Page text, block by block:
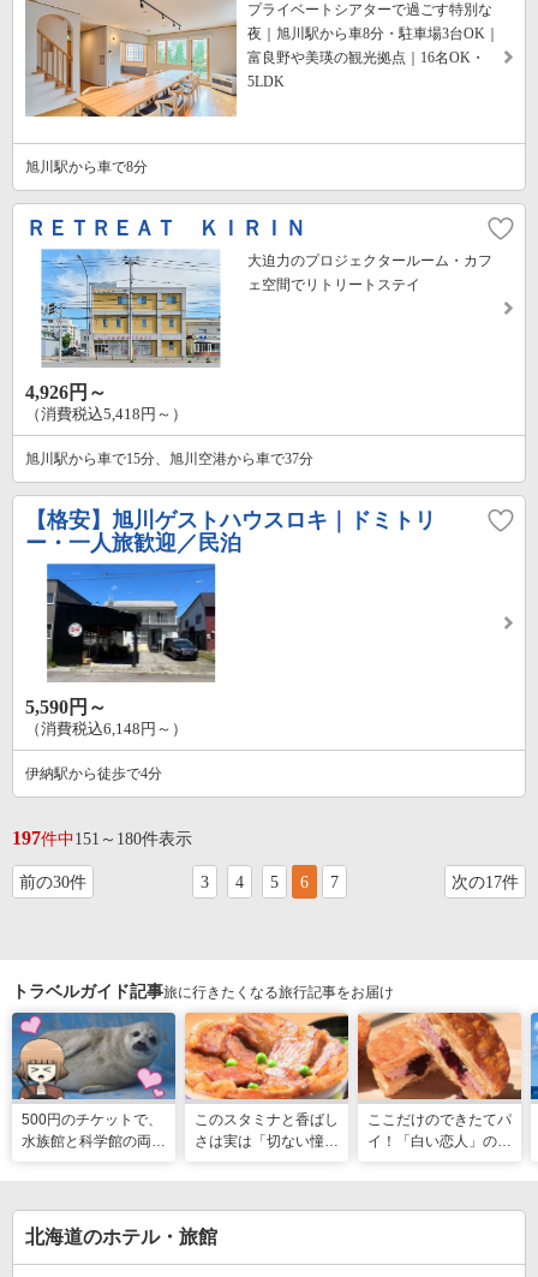
プライベートシアターで過ごす特別な
夜｜旭川駅から車8分・駐車場3台OK｜
富良野や美瑛の観光拠点｜16名OK・
5LDK
旭川駅から車で8分
ＲＥＴＲＥＡＴ ＫＩＲＩＮ
大迫力のプロジェクタールーム・カフ
ェ空間でリトリートステイ
4,926円～
（消費税込5,418円～）
旭川駅から車で15分、旭川空港から車で37分
【格安】旭川ゲストハウスロキ｜ドミトリ
ー・一人旅歓迎／民泊
5,590円～
（消費税込6,148円～）
伊納駅から徒歩で4分
197件中151～180件表示
前の30件 3 4 5 6 7 次の17件
トラベルガイド記事旅に行きたくなる旅行記事をお届け
500円のチケットで、
水族館と科学館の両方
このスタミナと香ばし
さは実は「切ない憧
ツ
ここだけのできたてパ
イ！「白い恋人」の石
北海道のホテル・旅館